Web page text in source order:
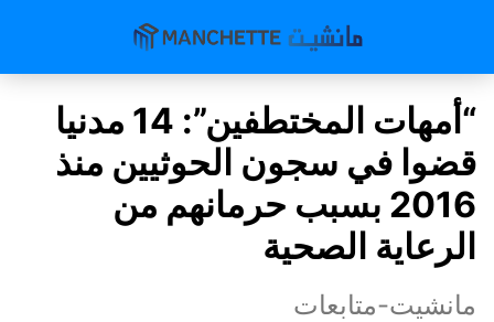
“أمهات المختطفين”: 14 مدنيا
قضوا في سجون الحوثيين منذ
2016 بسبب حرمانهم من
الرعاية الصحية
مانشيت-متابعات